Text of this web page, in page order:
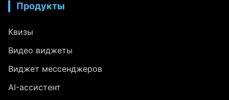
Продукты
Квизы
Видео виджеты
Виджет мессенджеров
AI-ассистент